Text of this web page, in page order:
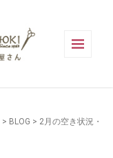
> BLOG > 2月の空き状況・